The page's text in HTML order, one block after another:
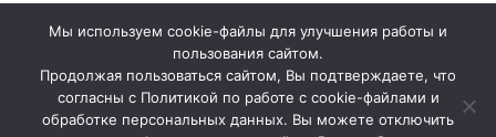
125009, г. Москва, Никитский пер., д. 4а, стр. 1
Мы используем cookie-файлы для улучшения работы и
пользования сайтом.
Продолжая пользоваться сайтом, Вы подтверждаете, что
согласны с Политикой по работе с cookie-файлами и
обработке персональных данных. Вы можете отключить